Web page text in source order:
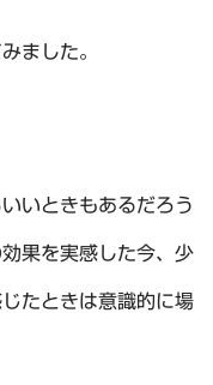
ました。
いときもあるだろう
果を実感した今、少
たときは意識的に場